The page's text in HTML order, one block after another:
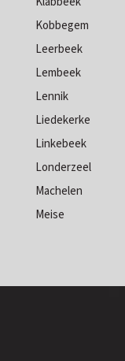
Kobbegem
Leerbeek
Lembeek
Lennik
Liedekerke
Linkebeek
Londerzeel
Machelen
Meise